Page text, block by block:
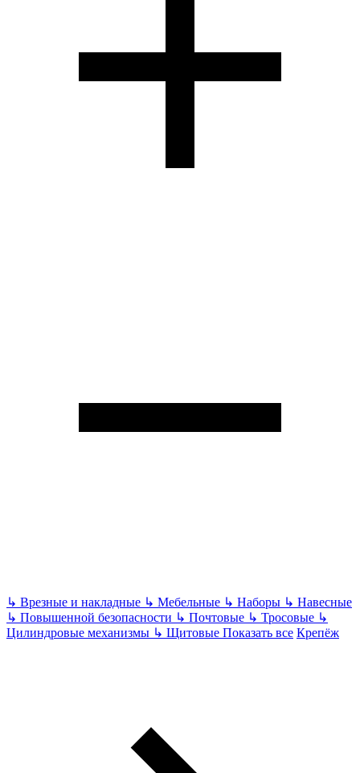
↳ Врезные и накладные ↳ Мебельные ↳ Наборы ↳ Навесные
↳ Повышенной безопасности ↳ Почтовые ↳ Тросовые ↳
Цилиндровые механизмы ↳ Щитовые Показать все Крепёж